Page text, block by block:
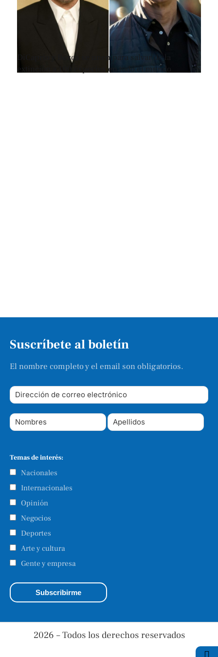
DiCaprio y Bezos se unen para salvar de la
extinción a 100 especies en todo el mundo
Suscríbete al boletín
El nombre completo y el email son obligatorios.
Temas de interés:
Nacionales
Internacionales
Opinión
Negocios
Deportes
Arte y cultura
Gente y empresa
2026 – Todos los derechos reservados